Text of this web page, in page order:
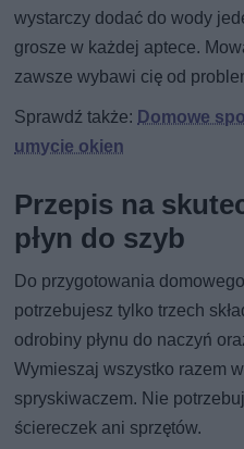
wystarczy dodać do wody
grosze w każdej aptece.
zawsze wybawi cię od
Sprawdź także: Domowe
umycie okien
Przepis na
płyn do szyb
Do przygotowania
potrzebujesz tylko trzech
odrobiny płynu do naczyń
Wymieszaj wszystko razem
spryskiwaczem. Nie
ściereczek ani sprzętów.